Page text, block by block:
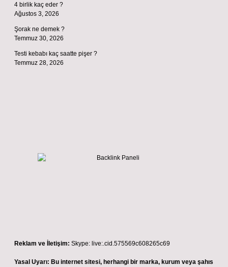
4 birlik kaç eder ?
Ağustos 3, 2026
Şorak ne demek ?
Temmuz 30, 2026
Testi kebabı kaç saatte pişer ?
Temmuz 28, 2026
Reklam ve İletişim: Skype: live:.cid.575569c608265c69
Yasal Uyarı: Bu internet sitesi, herhangi bir marka, kurum veya şahıs